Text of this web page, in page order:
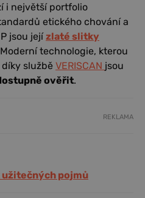
i největší portfolio
etického chování a
jsou jejízlaté slitky
technologie, kterou
službě VERISCAN jsou
ověřit.
REKLAMA
pojmů